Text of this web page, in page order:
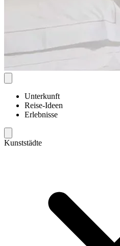
Unterkunft
Reise-Ideen
Erlebnisse
Kunststädte